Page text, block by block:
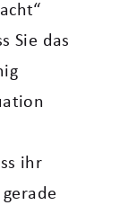
Sie das
ihr